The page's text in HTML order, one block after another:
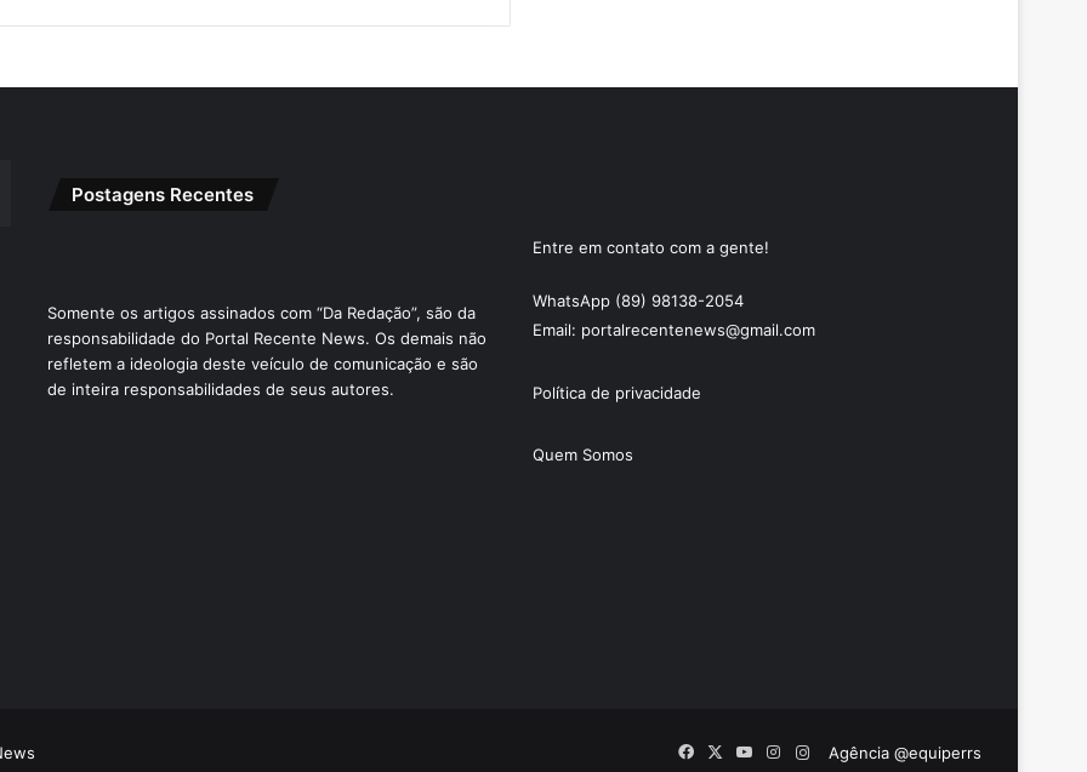
Postagens Recentes
Somente os artigos assinados com “Da Redação”, são da
responsabilidade do Portal Recente News. Os demais não
refletem a ideologia deste veículo de comunicação e são
de inteira responsabilidades de seus autores.
Entre em contato com a gente!
WhatsApp (89) 98138-2054
Email: portalrecentenews@gmail.com
Política de privacidade
Quem Somos
Agência @equiperrs
FacebookYouTubeInstagram
Instagram